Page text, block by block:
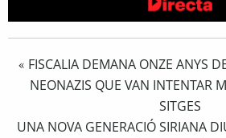
« FISCALIA DEMANA ONZE ANYS
NEONAZIS QUE VAN INTENTAR
SITGES
UNA NOVA GENERACIÓ SIRIANA